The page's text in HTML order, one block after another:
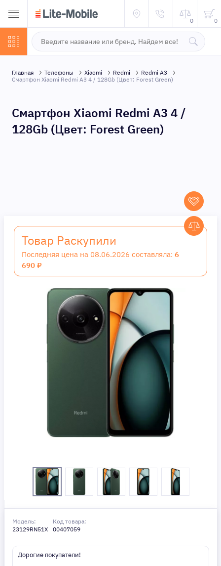
0 0
Главная Телефоны Xiaomi Redmi
Redmi A3
Смартфон Xiaomi Redmi A3 4 / 128Gb (Цвет: Forest Green)
Смартфон Xiaomi Redmi A3 4 /
128Gb (Цвет: Forest Green)
Товар Раскупили
Последняя цена на 08.06.2026 составляла: 6
690 ₽
Модель:
23129RN51X
Код товара:
00407059
Дорогие покупатели!